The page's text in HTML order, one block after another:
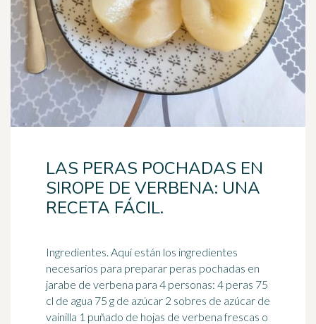
LAS PERAS POCHADAS EN
SIROPE DE VERBENA: UNA
RECETA FÁCIL.
Ingredientes. Aquí están los ingredientes
necesarios para preparar peras pochadas en
jarabe de verbena para 4 personas: 4 peras 75
cl de agua 75 g de azúcar 2 sobres de azúcar de
vainilla 1 puñado de hojas de verbena frescas o